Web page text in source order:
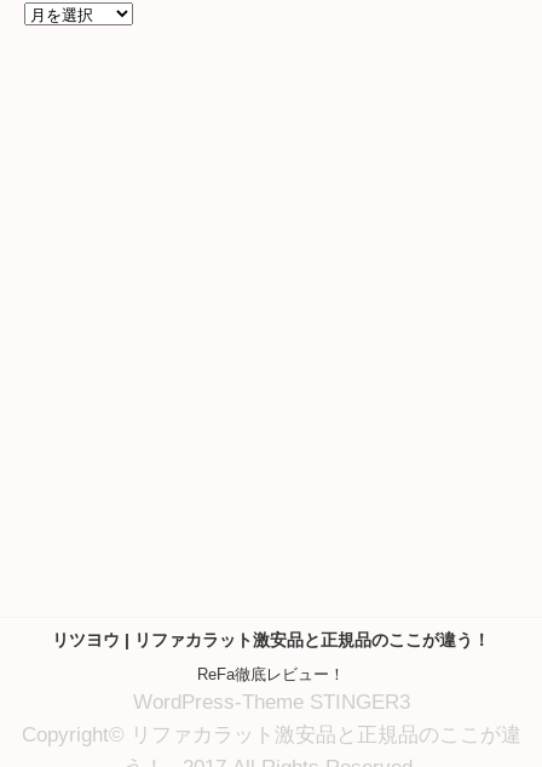
ア
リツヨウ | リファカラット激安品と正規品のここが違う！
ReFa徹底レビュー！
WordPress-Theme STINGER3
Copyright© リファカラット激安品と正規品のここが違